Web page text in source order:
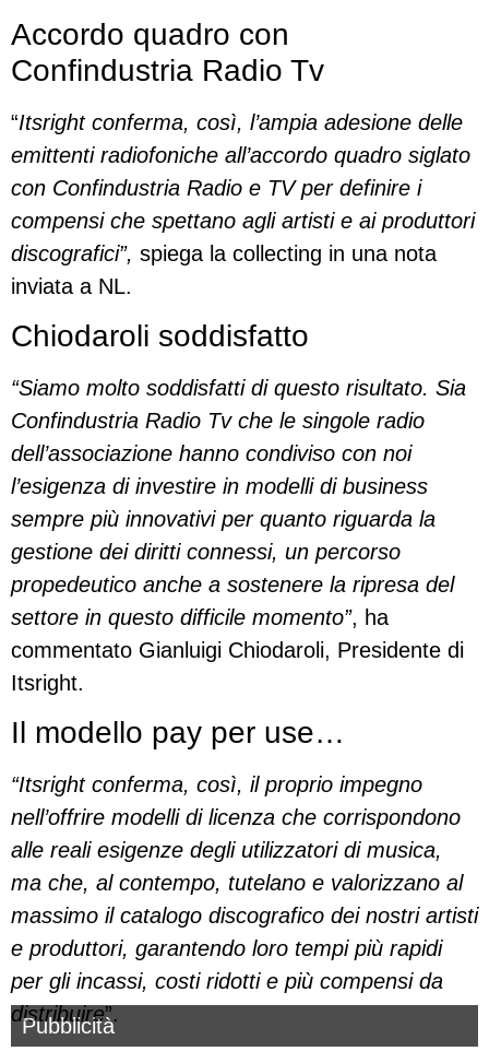
Accordo quadro con
Confindustria Radio Tv
“Itsright conferma, così, l’ampia adesione delle
emittenti radiofoniche all’accordo quadro siglato
con Confindustria Radio e TV per definire i
compensi che spettano agli artisti e ai produttori
discografici”, spiega la collecting in una nota
inviata a NL.
Chiodaroli soddisfatto
“Siamo molto soddisfatti di questo risultato. Sia
Confindustria Radio Tv che le singole radio
dell’associazione hanno condiviso con noi
l’esigenza di investire in modelli di business
sempre più innovativi per quanto riguarda la
gestione dei diritti connessi, un percorso
propedeutico anche a sostenere la ripresa del
settore in questo difficile momento”, ha
commentato Gianluigi Chiodaroli, Presidente di
Itsright.
Il modello pay per use…
“Itsright conferma, così, il proprio impegno
nell’offrire modelli di licenza che corrispondono
alle reali esigenze degli utilizzatori di musica,
ma che, al contempo, tutelano e valorizzano al
massimo il catalogo discografico dei nostri artisti
e produttori, garantendo loro tempi più rapidi
per gli incassi, costi ridotti e più compensi da
distribuire”.
Pubblicità